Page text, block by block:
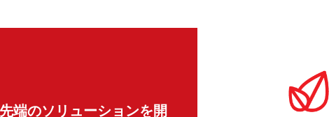
端のソリューションを開